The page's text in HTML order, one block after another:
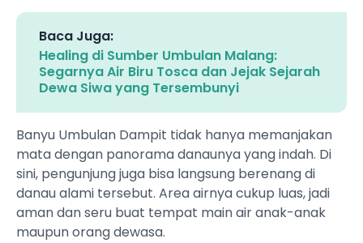
Baca Juga:
Healing di Sumber Umbulan Malang:
Segarnya Air Biru Tosca dan Jejak Sejarah
Dewa Siwa yang Tersembunyi
Banyu Umbulan Dampit tidak hanya memanjakan
mata dengan panorama danaunya yang indah. Di
sini, pengunjung juga bisa langsung berenang di
danau alami tersebut. Area airnya cukup luas, jadi
aman dan seru buat tempat main air anak-anak
maupun orang dewasa.